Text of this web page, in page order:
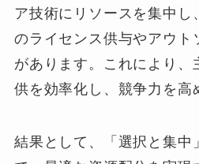
ア技術にリソースを集中し
のライセンス供与やアウト
があります。これにより、
供を効率化し、競争力を高
結果として、「選択と集中